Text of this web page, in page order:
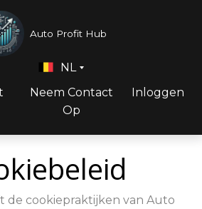
Auto Profit Hub
Neem Contact
Op
Inloggen
NL
de cookiepraktijken van Auto